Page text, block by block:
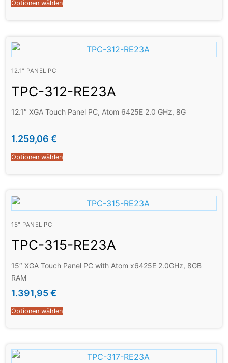
Optionen wählen
12.1" PANEL PC
TPC-312-RE23A
12.1″ XGA Touch Panel PC, Atom 6425E 2.0 GHz, 8G
1.259,06 €
Optionen wählen
15" PANEL PC
TPC-315-RE23A
15″ XGA Touch Panel PC with Atom x6425E 2.0GHz, 8GB
RAM
1.391,95€
Optionen wählen